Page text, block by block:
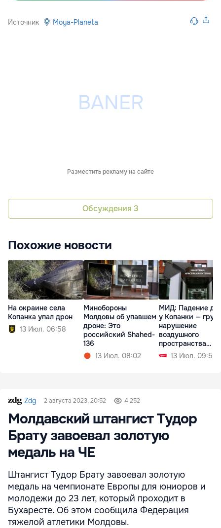
Источник Moya-Planeta
Разместить рекламу на сайте
Обсуждения 3
Похожие новости
На окраине села
Копанка упал дрон
13 Июл. 06:58
Минобороны
Молдовы об упавшем
дроне: Это
российский Shahed-
136
13 Июл. 08:02
МИД: Падение
у Копанки —
нарушение
воздушного
пространства
Молдовы
13 Июл. 09:59
Zdg 2 августа 2023, 20:52 4 252
Молдавский штангист Тудор
Брату завоевал золотую
медаль на ЧЕ
Штангист Тудор Брату завоевал золотую
медаль на чемпионате Европы для юниоров и
молодежи до 23 лет, который проходит в
Бухаресте. Об этом сообщила Федерация
тяжелой атлетики Молдовы.